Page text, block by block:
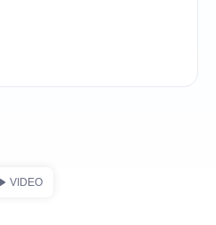
VIDEO